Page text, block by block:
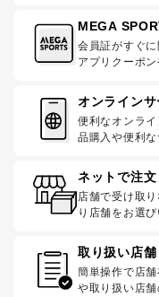
MEGA
会員証がすぐに
アプリクーポ
オンライン
便利なオンラ
品購入や便利な
ネットで注
店舗で受け取
り店舗をお選び
取り扱い店
簡単操作で店
や取り扱い店舗